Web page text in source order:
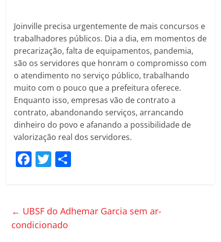
Joinville precisa urgentemente de mais concursos e
trabalhadores públicos. Dia a dia, em momentos de
precarização, falta de equipamentos, pandemia,
são os servidores que honram o compromisso com
o atendimento no serviço público, trabalhando
muito com o pouco que a prefeitura oferece.
Enquanto isso, empresas vão de contrato a
contrato, abandonando serviços, arrancando
dinheiro do povo e afanando a possibilidade de
valorização real dos servidores.
F
e
b
T
er p
← UBSF do Adhemar Garcia sem ar-
condicionado